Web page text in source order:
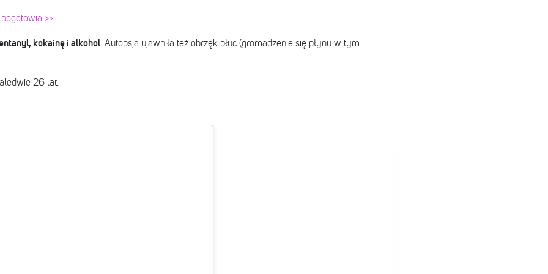
>>
kokainę i alkohol. Autopsja ujawniła też obrzęk płuc (gromadzenie się płynu w tym
26 lat.